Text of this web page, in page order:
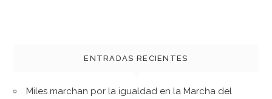
ENTRADAS RECIENTES
Miles marchan por la igualdad en la Marcha del